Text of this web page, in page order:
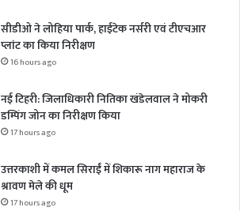
सीडीओ ने लोहिया पार्क, हाईटेक नर्सरी एवं टीएचआर
प्लांट का किया निरीक्षण
16 hours ago
नई टिहरी: जिलाधिकारी नितिका खंडेलवाल ने मोकरी
डम्पिंग जोन का निरीक्षण किया
17 hours ago
उत्तरकाशी में कमल सिराईं में शिकारू नाग महाराज के
श्रावण मेले की धूम
17 hours ago